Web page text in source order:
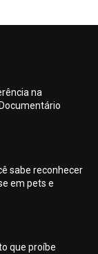
na
sabe reconhecer
em pets e
que proíbe